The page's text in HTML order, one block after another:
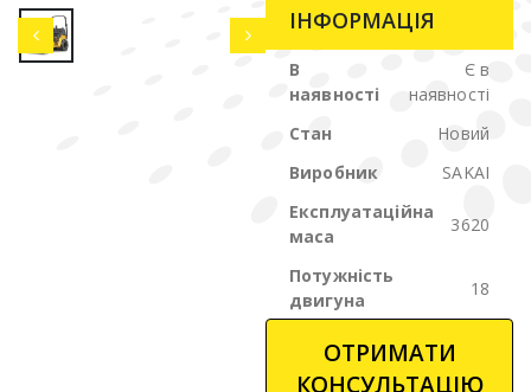
ІНФОРМАЦІЯ
В
наявності
Є в
наявності
Стан
Новий
Виробник
SAKAI
Експлуатаційна
маса
3620
Потужність
двигуна
18
ОТРИМАТИ
КОНСУЛЬТАЦІЮ